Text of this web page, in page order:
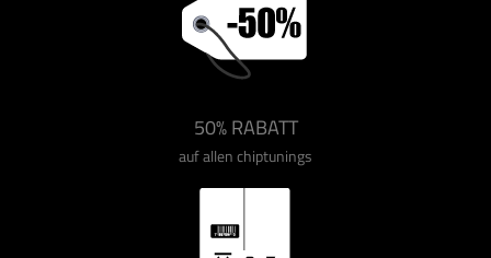
50% RABATT
auf allen chiptunings